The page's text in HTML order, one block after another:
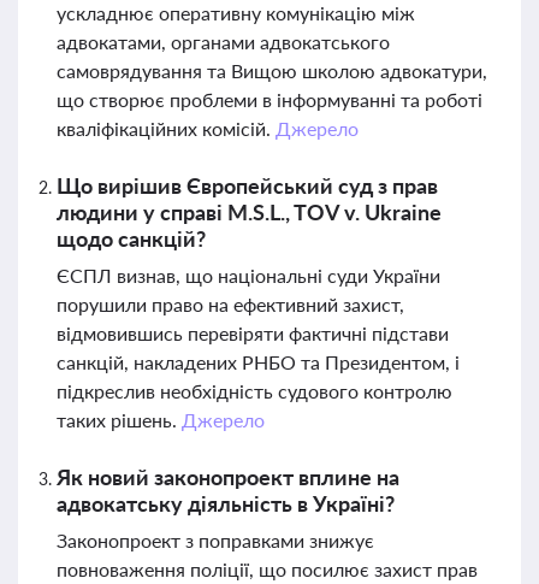
ускладнює оперативну комунікацію між
адвокатами, органами адвокатського
самоврядування та Вищою школою адвокатури,
що створює проблеми в інформуванні та роботі
кваліфікаційних комісій. Джерело
Що вирішив Європейський суд з прав
людини у справі M.S.L., TOV v. Ukraine
щодо санкцій?
ЄСПЛ визнав, що національні суди України
порушили право на ефективний захист,
відмовившись перевіряти фактичні підстави
санкцій, накладених РНБО та Президентом, і
підкреслив необхідність судового контролю
таких рішень. Джерело
Як новий законопроект вплине на
адвокатську діяльність в Україні?
Законопроект з поправками знижує
повноваження поліції, що посилює захист прав